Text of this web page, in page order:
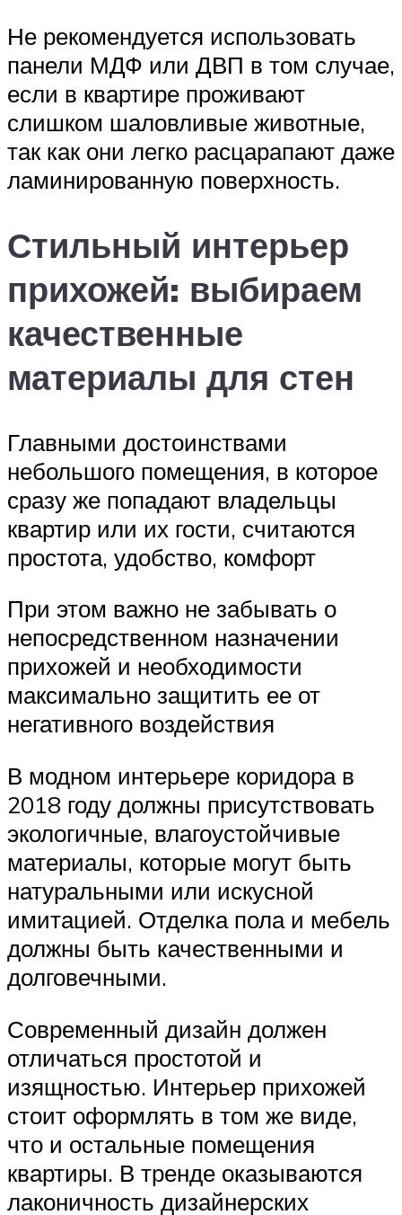
Не рекомендуется использовать
панели МДФ или ДВП в том случае,
если в квартире проживают
слишком шаловливые животные,
так как они легко расцарапают даже
ламинированную поверхность.
Стильный интерьер
прихожей: выбираем
качественные
материалы для стен
Главными достоинствами
небольшого помещения, в которое
сразу же попадают владельцы
квартир или их гости, считаются
простота, удобство, комфорт
При этом важно не забывать о
непосредственном назначении
прихожей и необходимости
максимально защитить ее от
негативного воздействия
В модном интерьере коридора в
2018 году должны присутствовать
экологичные, влагоустойчивые
материалы, которые могут быть
натуральными или искусной
имитацией. Отделка пола и мебель
должны быть качественными и
долговечными.
Современный дизайн должен
отличаться простотой и
изящностью. Интерьер прихожей
стоит оформлять в том же виде,
что и остальные помещения
квартиры. В тренде оказываются
лаконичность дизайнерских